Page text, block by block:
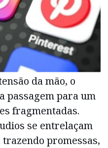
da mão, o
passagem para um
fragmentadas.
se entrelaçam
promessas,